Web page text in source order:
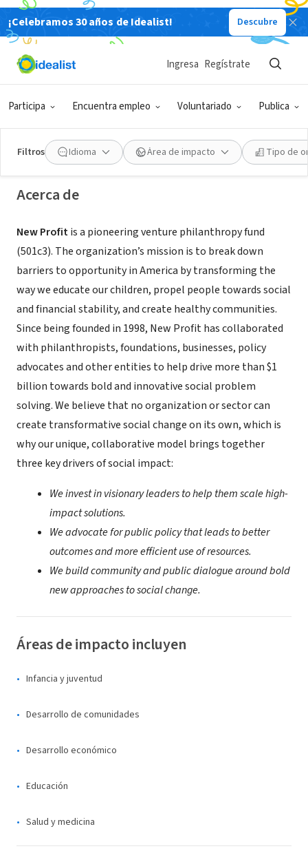
¡Celebramos 30 años de Idealist! Descubre
Participa Encuentra empleo Voluntariado Publica
Ingresa Regístrate
Filtros Idioma Área de impacto Tipo de
New Profit
Boston, MA www.newprofit.org
Acerca de
New Profitis a pioneering venture philanthropy fund
(501c3). The organization’s mission is to break down
barriers to opportunity in America by transforming the
way we educate our children, propel people towards social
and financial stability, and create healthy communities.
Since being founded in 1998, New Profit has collaborated
with philanthropists, foundations, businesses, policy
advocates and other entities to help drive more than $1
billion towards bold and innovative social problem
solving. We believe that no organization or sector can
create transformative social change on its own, which is
why our unique, collaborative model brings together
three key drivers of social impact:
We invest in visionary leaders to help them scale high-
impact solutions.
We advocate for public policy that leads to better
outcomes and more efficient use of resources.
We build community and public dialogue around bold
new approaches to social change.
Áreas de impacto incluyen
Infancia y juventud
Desarrollo de comunidades
Desarrollo económico
Educación
Salud y medicina